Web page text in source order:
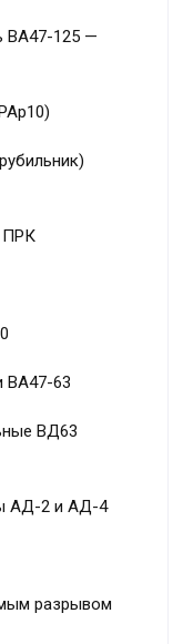
ВА47-125 —
ПРК
ВА47-63
ВД63
АД-2 и АД-4
разрывом